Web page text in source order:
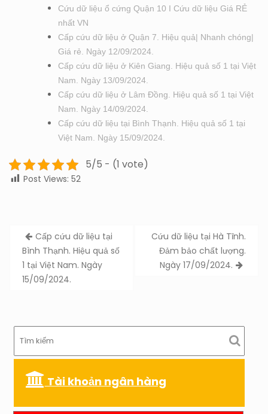
Cứu dữ liệu ổ cứng Quận 10 I Cứu dữ liệu Giá RẺ
nhất VN
Cấp cứu dữ liệu ở Quận 7. Hiệu quả| Nhanh chóng|
Giá rẻ. Ngày 12/09/2024.
Cấp cứu dữ liệu ở Kiên Giang. Hiệu quả số 1 tại Việt
Nam. Ngày 13/09/2024.
Cấp cứu dữ liệu ở Lâm Đồng. Hiệu quả số 1 tại Việt
Nam. Ngày 14/09/2024.
Cấp cứu dữ liệu tại Bình Thạnh. Hiệu quả số 1 tại
Việt Nam. Ngày 15/09/2024.
5/5 - (1 vote)
Post Views: 52
Post
navigation
Cấp cứu dữ liệu tại
Bình Thạnh. Hiệu quả số
1 tại Việt Nam. Ngày
15/09/2024.
Cứu dữ liệu tại Hà Tĩnh.
Đảm bảo chất lượng.
Ngày 17/09/2024.
Tài khoản ngân hàng